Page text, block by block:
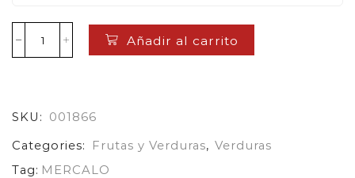
Jengibre
200
Añadir al carrito
SKU:
001866
Categories:
Frutas y Verduras, Verduras
Tag: MERCALO